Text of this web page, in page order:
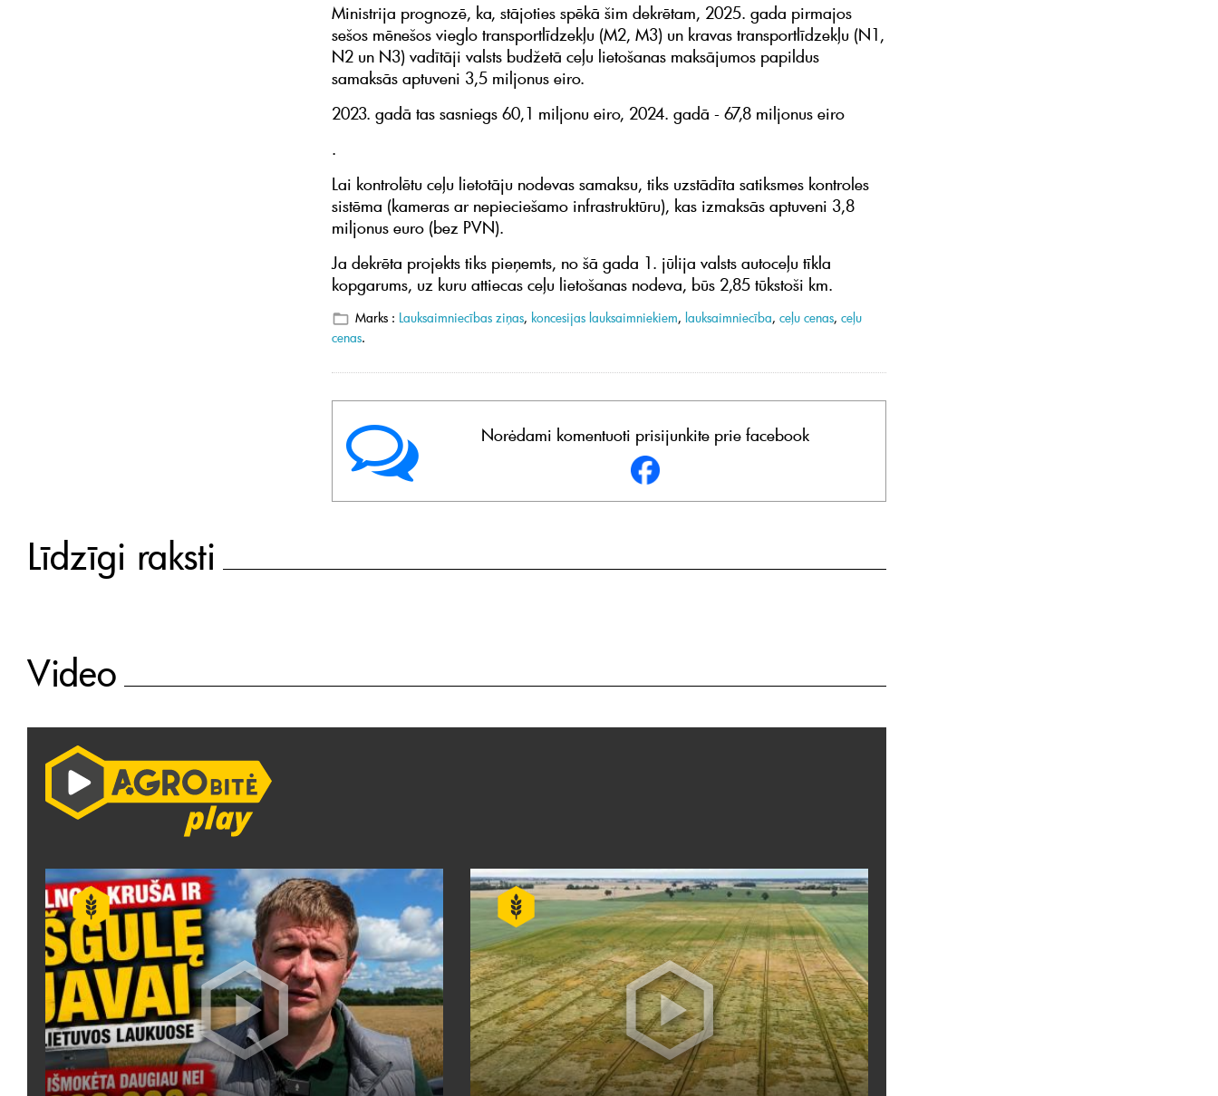
Ministrija prognozē, ka, stājoties spēkā šim dekrētam, 2025. gada pirmajos
sešos mēnešos vieglo transportlīdzekļu (M2, M3) un kravas transportlīdzekļu (N1,
N2 un N3) vadītāji valsts budžetā ceļu lietošanas maksājumos papildus
samaksās aptuveni 3,5 miljonus eiro.
2023. gadā tas sasniegs 60,1 miljonu eiro, 2024. gadā - 67,8 miljonus eiro
.
Lai kontrolētu ceļu lietotāju nodevas samaksu, tiks uzstādīta satiksmes kontroles
sistēma (kameras ar nepieciešamo infrastruktūru), kas izmaksās aptuveni 3,8
miljonus euro (bez PVN).
Ja dekrēta projekts tiks pieņemts, no šā gada 1. jūlija valsts autoceļu tīkla
kopgarums, uz kuru attiecas ceļu lietošanas nodeva, būs 2,85 tūkstoši km.
Marks : Lauksaimniecības ziņas, koncesijas lauksaimniekiem, lauksaimniecība, ceļu cenas, ceļu
cenas.
Norėdami komentuoti prisijunkite prie facebook
Līdzīgi raksti
Video